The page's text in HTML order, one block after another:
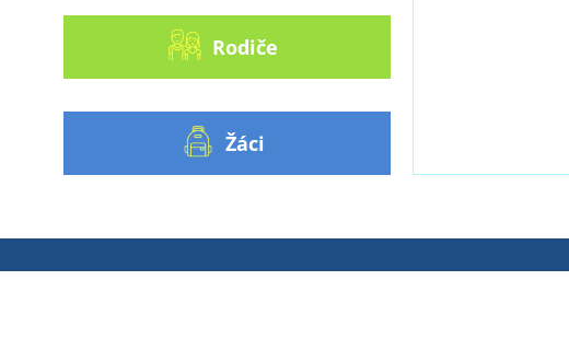
Rodiče
Žáci